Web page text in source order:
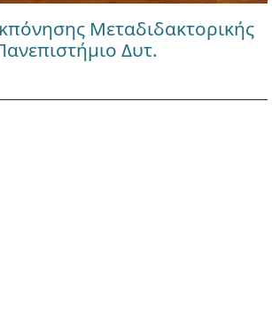
Μεταδιδακτορικής
Δυτ.